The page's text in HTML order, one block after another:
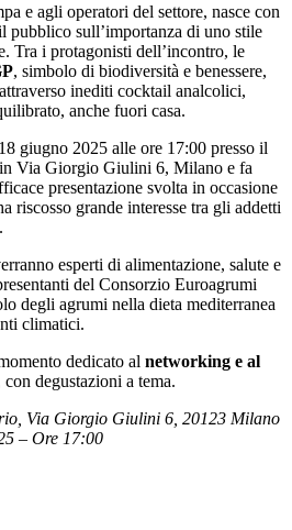
e agli operatori del settore, nasce con
pubblico sull’importanza di uno stile
Tra i protagonisti dell’incontro, le
, simbolo di biodiversità e benessere,
inediti cocktail analcolici,
anche fuori casa.
giugno 2025 alle ore 17:00 presso il
Via Giorgio Giulini 6, Milano e fa
presentazione svolta in occasione
riscosso grande interesse tra gli addetti
esperti di alimentazione, salute e
del Consorzio Euroagrumi
degli agrumi nella dieta mediterranea
climatici.
dedicato al networking e al
degustazioni a tema.
Via Giorgio Giulini 6, 20123 Milano
– Ore 17:00